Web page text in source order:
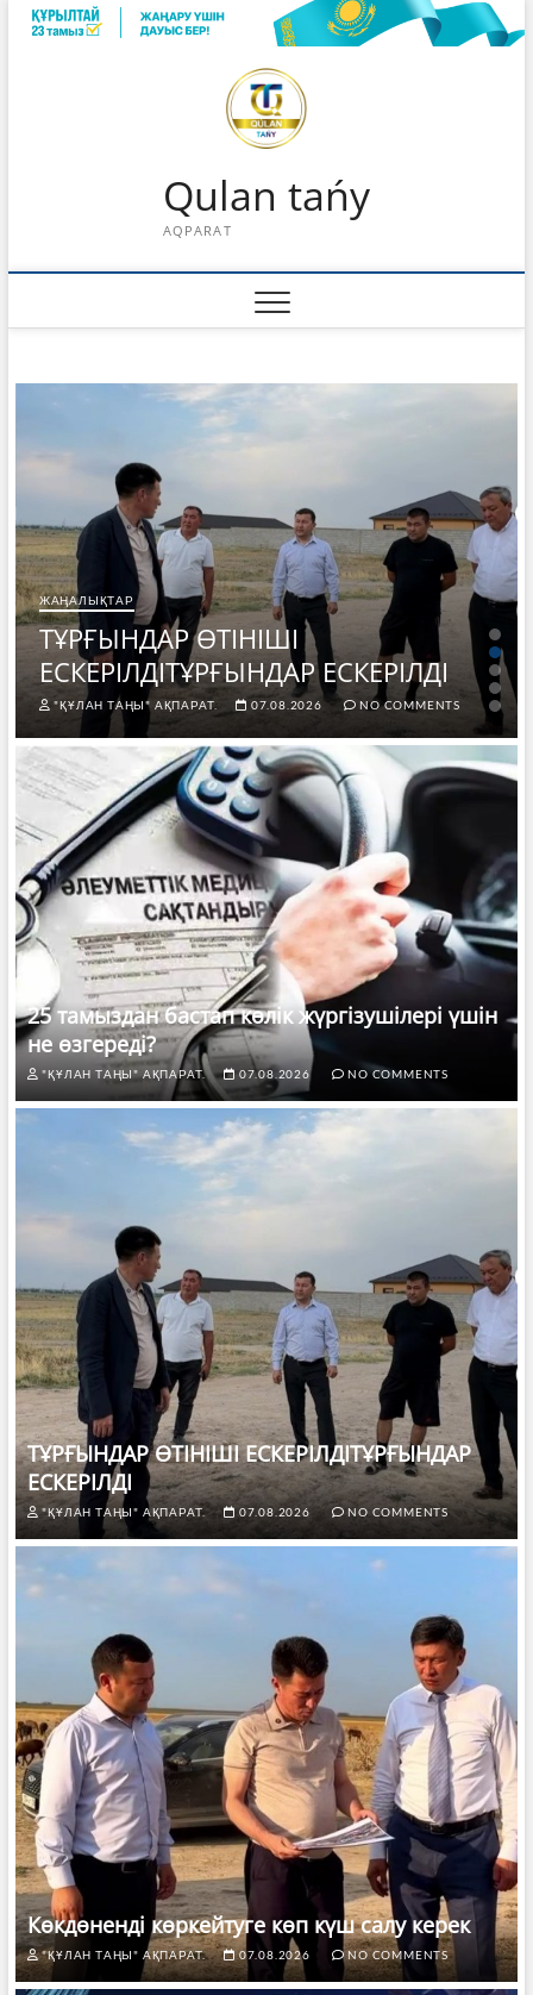
Skip
Qulan tańy
AQPARAT
ЖАҢАЛЫҚТАР
ТҰРҒЫНДАР ӨТІНІШІ
ЕСКЕРІЛДІТҰРҒЫНДАР ЕСКЕРІЛДІ
"ҚҰЛАН ТАҢЫ" АҚПАРАТ. 07.08.2026 NO COMMENTS
25 тамыздан бастап көлік жүргізушілері үшін
не өзгереді?
"ҚҰЛАН ТАҢЫ" АҚПАРАТ. 07.08.2026 NO COMMENTS
ТҰРҒЫНДАР ӨТІНІШІ ЕСКЕРІЛДІТҰРҒЫНДАР
ЕСКЕРІЛДІ
"ҚҰЛАН ТАҢЫ" АҚПАРАТ. 07.08.2026 NO COMMENTS
Көкдөненді көркейтуге көп күш салу керек
"ҚҰЛАН ТАҢЫ" АҚПАРАТ. 07.08.2026 NO COMMENTS